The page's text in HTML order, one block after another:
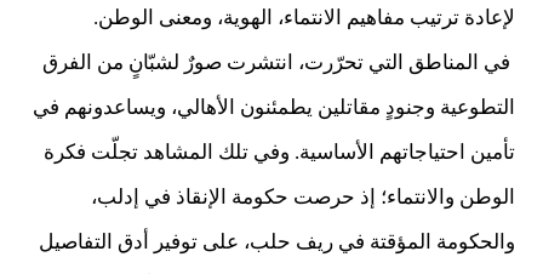
لإعادة ترتيب مفاهيم الانتماء، الهوية، ومعنى الوطن.
في المناطق التي تحرّرت، انتشرت صورٌ لشبّانٍ من الفرق
التطوعية وجنودٍ مقاتلين يطمئنون الأهالي، ويساعدونهم في
تأمين احتياجاتهم الأساسية. وفي تلك المشاهد تجلّت فكرة
الوطن والانتماء؛ إذ حرصت حكومة الإنقاذ في إدلب،
والحكومة المؤقتة في ريف حلب، على توفير أدق التفاصيل